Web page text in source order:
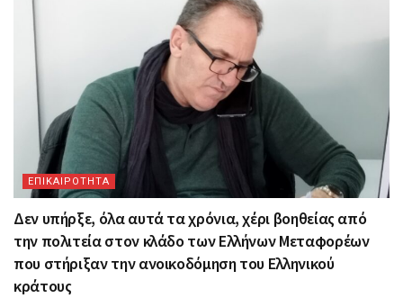
ΕΠΙΚΑΙΡΟΤΗΤΑ
Δεν υπήρξε, όλα αυτά τα χρόνια, χέρι βοηθείας από
την πολιτεία στον κλάδο των Ελλήνων Μεταφορέων
που στήριξαν την ανοικοδόμηση του Ελληνικού
κράτους